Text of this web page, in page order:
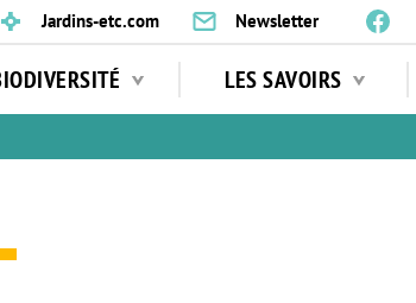
Jardins-etc.com Newsletter
LES SAVOIRS